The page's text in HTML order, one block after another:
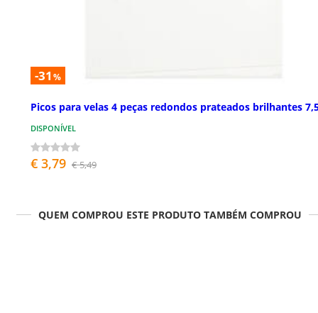
-31 %
Picos para velas 4 peças redondos prateados brilhantes
DISPONÍVEL
€ 3,79 € 5,49
QUEM COMPROU ESTE PRODUTO TAMBÉM COMPROU